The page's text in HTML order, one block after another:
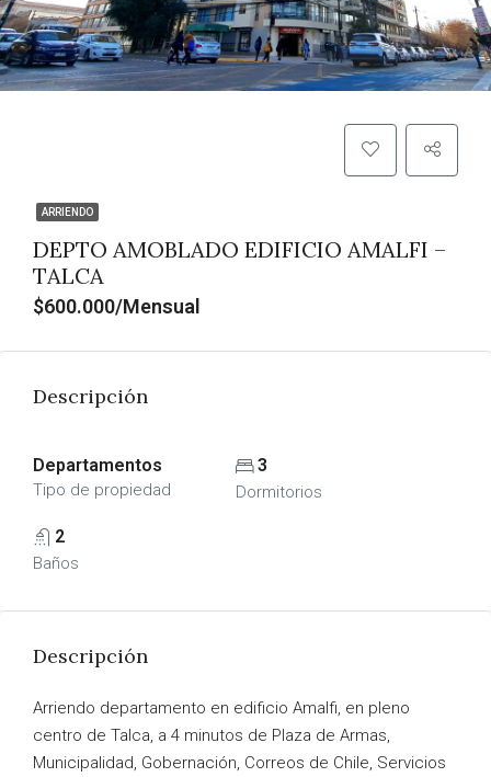
ARRIENDO
DEPTO AMOBLADO EDIFICIO AMALFI –
TALCA
$600.000/Mensual
Descripción
Departamentos
Tipo de propiedad
3
Dormitorios
2
Baños
Descripción
Arriendo departamento en edificio Amalfi, en pleno
centro de Talca, a 4 minutos de Plaza de Armas,
Municipalidad, Gobernación, Correos de Chile, Servicios